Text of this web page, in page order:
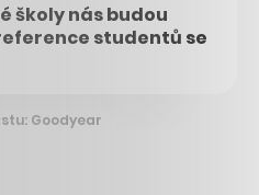
školy nás budou
studentů se
Goodyear